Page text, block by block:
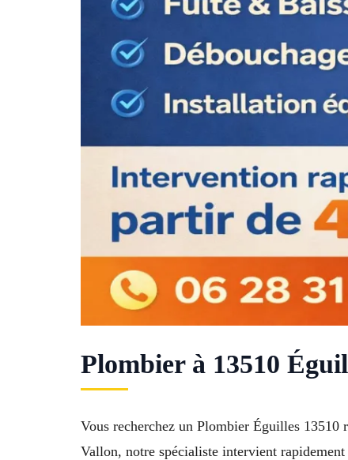
Plombier à 13510
Vous recherchez un Plombier Éguilles
Vallon, notre spécialiste intervient